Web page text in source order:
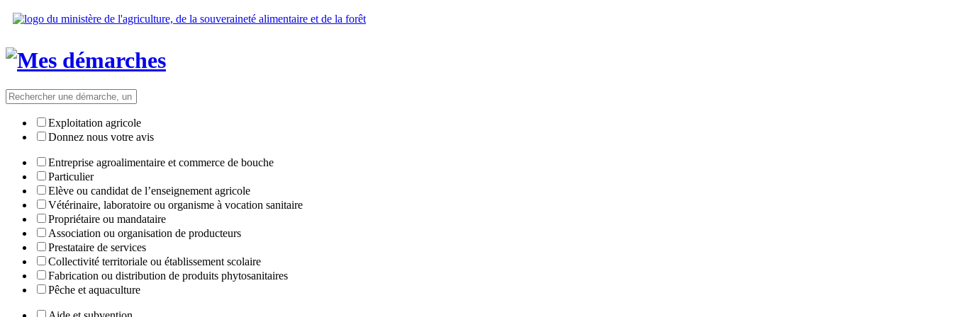
Exploitation agricole
Donnez nous votre avis
Entreprise agroalimentaire et commerce de bouche
Particulier
Elève ou candidat de l’enseignement agricole
Vétérinaire, laboratoire ou organisme à vocation sanitaire
Propriétaire ou mandataire
Association ou organisation de producteurs
Prestataire de services
Collectivité territoriale ou établissement scolaire
Fabrication ou distribution de produits phytosanitaires
Pêche et aquaculture